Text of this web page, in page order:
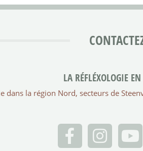
LA RÉFLÉXOLOGIE
dans la région Nord, secteurs de